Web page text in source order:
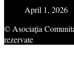
April 1, 2026
© Asociația
rezervate